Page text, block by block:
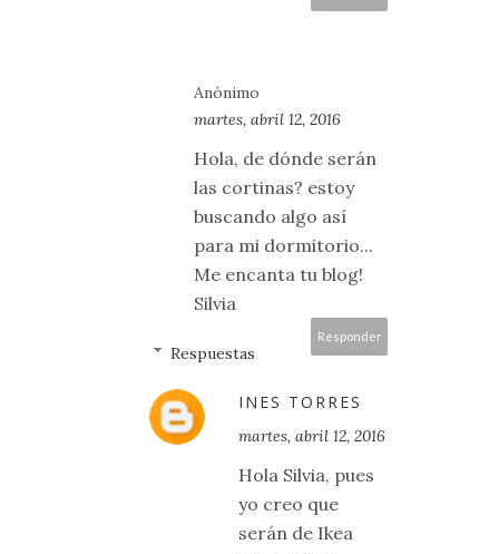
Anónimo
martes, abril 12, 2016
Hola, de dónde serán
las cortinas? estoy
buscando algo así
para mi dormitorio...
Me encanta tu blog!
Silvia
Responder
Respuestas
INES TORRES
martes, abril 12, 2016
Hola Silvia, pues
yo creo que
serán de Ikea